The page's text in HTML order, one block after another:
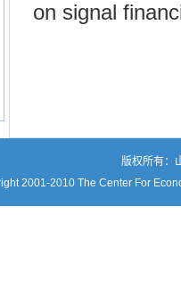
on signal
版权所有：
2001-2010 The Center For